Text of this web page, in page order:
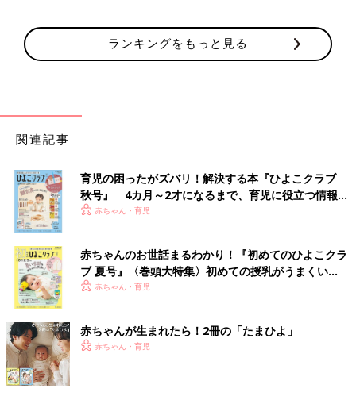
ランキングをもっと見る
関連記事
育児の困ったがズバリ！解決する本『ひよこクラブ
秋号』 4カ月～2才になるまで、育児に役立つ情報が
いっぱい！
赤ちゃん・育児
赤ちゃんのお世話まるわかり！『初めてのひよこクラ
ブ 夏号』〈巻頭大特集〉初めての授乳がうまくい
く！ おっぱい・ミルクの基本と夏のトラブル 解決テ
赤ちゃん・育児
赤ちゃんが生まれたら！2冊の「たまひよ」
赤ちゃん・育児